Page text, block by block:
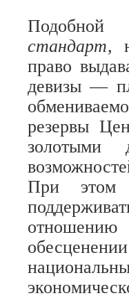
стандарт,
право
девизы —
резервы
золотыми
При этом
отношению